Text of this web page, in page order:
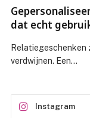
dat echt
Relatiegeschenken
verdwijnen. Een…
Instagram